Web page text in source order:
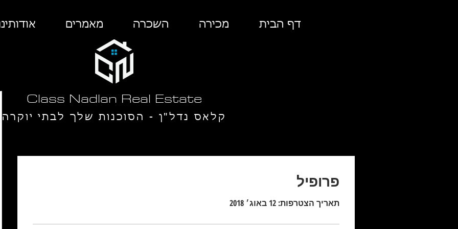
דף הבית מכירה השכרה מאמרים
Class Nadlan Real Estate
קלאס נדל"ן - הסוכנות שלך לבתי יוקרה
פרופיל
תאריך הצטרפות: 12 באוג׳ 2018